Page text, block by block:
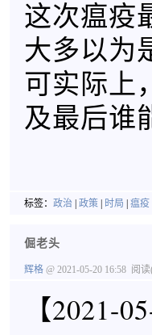
这次瘟疫
大多以为
可实际上
及最后谁
标签： 政治 政策 时局 瘟疫
倔老头
辉格 @ 2021-05-20 16:58 阅读
【2021-